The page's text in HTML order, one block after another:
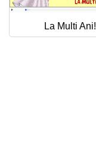
La Multi Ani!